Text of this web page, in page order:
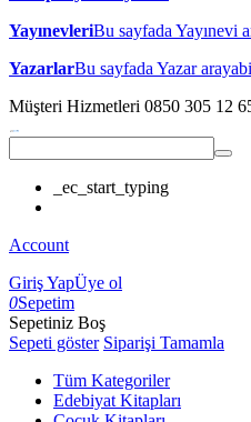
YayınevleriBu sayfada Yayınevi
YazarlarBu sayfada Yazar
Müşteri Hizmetleri 0850 305 12
_ec_start_typing
Account
Giriş YapÜye ol
0Sepetim
Sepetiniz Boş
Sepeti göster Siparişi Tamamla
Tüm Kategoriler
Edebiyat Kitapları